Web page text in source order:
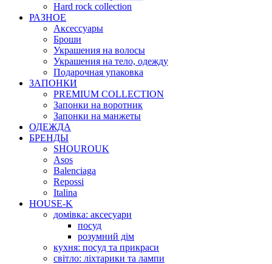
Hard rock collection
РАЗНОЕ
Аксессуары
Броши
Украшения на волосы
Украшения на тело, одежду
Подарочная упаковка
ЗАПОНКИ
PREMIUM COLLECTION
Запонки на воротник
Запонки на манжеты
ОДЕЖДА
БРЕНДЫ
SHOUROUK
Asos
Balenciaga
Repossi
Italina
HOUSE-K
домівка: аксесуари
посуд
розумний дім
кухня: посуд та прикраси
світло: ліхтарики та лампи